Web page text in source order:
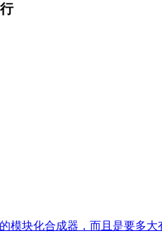
模块化合成器，而且是要多